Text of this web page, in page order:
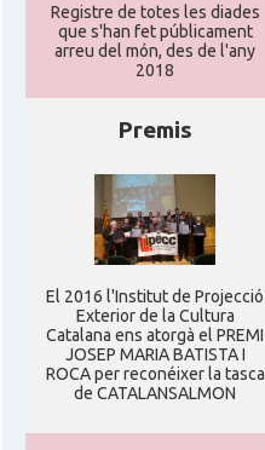
Registre de totes les diades
que s'han fet públicament
arreu del món, des de l'any
2018
Premis
El 2016 l'Institut de Projecció
Exterior de la Cultura
Catalana ens atorgà el PREMI
JOSEP MARIA BATISTA I
ROCA per reconéixer la tasca
de CATALANSALMON